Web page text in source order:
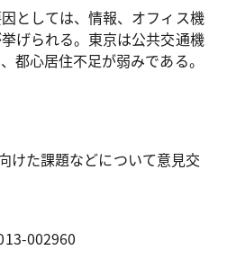
としては、情報、オフィス機
げられる。東京は公共交通機
都心居住不足が弱みである。
けた課題などについて意見交
002960